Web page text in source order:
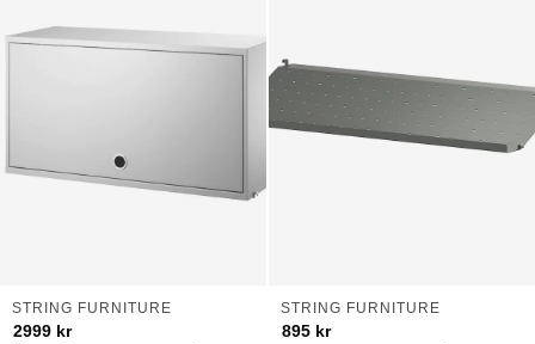
STRING FURNITURE
2999 kr
STRING FURNITURE
895 kr